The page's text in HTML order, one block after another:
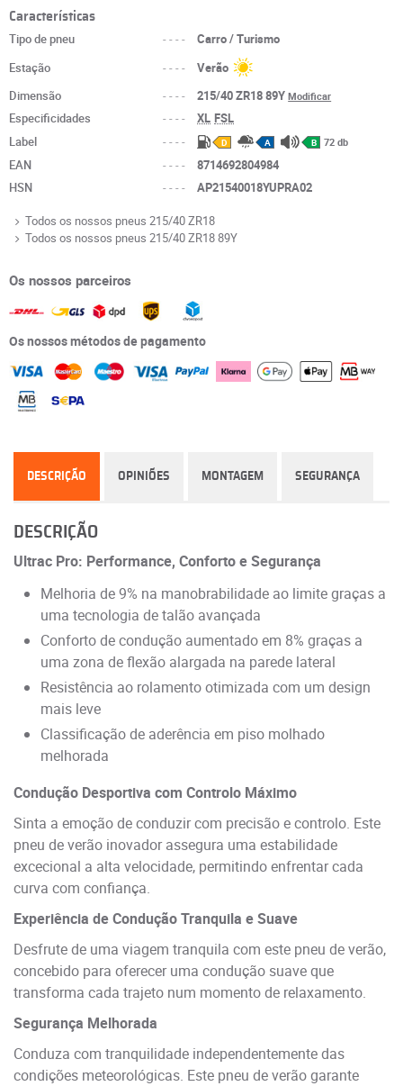
Características
Tipo de pneu ----
Carro / Turismo
Estação
----
Verão
Dimensão
---- 215/40 ZR18 89YModificar
Especificidades ---- XL FSL
Label
---- D A B 72 db
EAN ----
8714692804984
HSN
---- AP21540018YUPRA02
Todos os nossos pneus 215/40 ZR18
Todos os nossos pneus 215/40 ZR18 89Y
Os nossos parceiros
Os nossos métodos de pagamento
DESCRIÇÃO OPINIÕES MONTAGEM SEGURANÇA
DESCRIÇÃO
Ultrac Pro: Performance, Conforto e Segurança
Melhoria de 9% na manobrabilidade ao limite graças a
uma tecnologia de talão avançada
Conforto de condução aumentado em 8% graças a
uma zona de flexão alargada na parede lateral
Resistência ao rolamento otimizada com um design
mais leve
Classificação de aderência em piso molhado
melhorada
Condução Desportiva com Controlo Máximo
Sinta a emoção de conduzir com precisão e controlo. Este
pneu de verão inovador assegura uma estabilidade
excecional a alta velocidade, permitindo enfrentar cada
curva com confiança.
Experiência de Condução Tranquila e Suave
Desfrute de uma viagem tranquila com este pneu de verão,
concebido para oferecer uma condução suave que
transforma cada trajeto num momento de relaxamento.
Segurança Melhorada
Conduza com tranquilidade independentemente das
condições meteorológicas. Este pneu de verão garante